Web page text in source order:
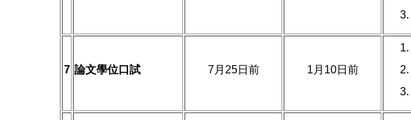
7 論文學位口試 7月25日前 1月10日前